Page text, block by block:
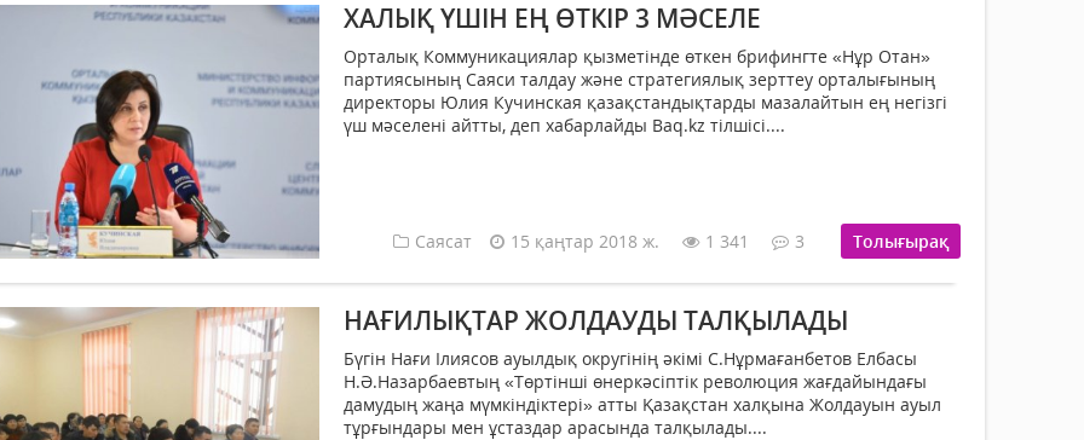
ХАЛЫҚ ҮШІН ЕҢ ӨТКІР 3 МӘСЕЛЕ
Орталық Коммуникациялар қызметінде өткен брифингте «Нұр Отан»
партиясының Саяси талдау және стратегиялық зерттеу орталығының
директоры Юлия Кучинская қазақстандықтарды мазалайтын ең негізгі
үш мәселені айтты, деп хабарлайды Baq.kz тілшісі....
Саясат 15 қаңтар 2018 ж. 1 341 3 Толығырақ
НАҒИЛЫҚТАР ЖОЛДАУДЫ ТАЛҚЫЛАДЫ
Бүгін Нағи Ілиясов ауылдық округінің әкімі С.Нұрмағанбетов Елбасы
Н.Ә.Назарбаевтың «Төртінші өнеркәсіптік революция жағдайындағы
дамудың жаңа мүмкіндіктері» атты Қазақстан халқына Жолдауын ауыл
тұрғындары мен ұстаздар арасында талқылады....